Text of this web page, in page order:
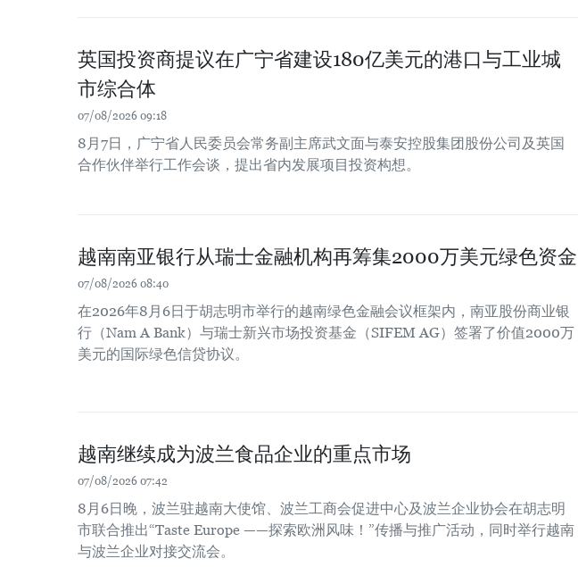
英国投资商提议在广宁省建设180亿美元的港口与工业城
市综合体
07/08/2026 09:18
8月7日，广宁省人民委员会常务副主席武文面与泰安控股集团股份公司及英国
合作伙伴举行工作会谈，提出省内发展项目投资构想。
越南南亚银行从瑞士金融机构再筹集2000万美元绿色资金
07/08/2026 08:40
在2026年8月6日于胡志明市举行的越南绿色金融会议框架内，南亚股份商业银
行（Nam A Bank）与瑞士新兴市场投资基金（SIFEM AG）签署了价值2000万
美元的国际绿色信贷协议。
越南继续成为波兰食品企业的重点市场
07/08/2026 07:42
8月6日晚，波兰驻越南大使馆、波兰工商会促进中心及波兰企业协会在胡志明
市联合推出“Taste Europe ——探索欧洲风味！”传播与推广活动，同时举行越南
与波兰企业对接交流会。